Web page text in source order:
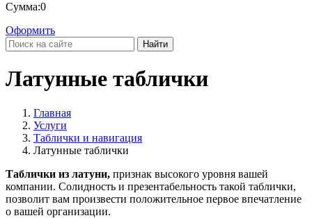
Сумма:0
Оформить
Найти
Латунные таблички
Главная
Услуги
Таблички и навигация
Латунные таблички
Таблички из латуни, признак высокого уровня вашей
компании. Солидность и презентабельность такой таблички,
позволит вам произвести положительное первое впечатление
о вашей организации.